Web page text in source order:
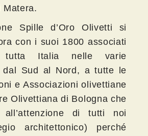
Matera.
Spille d’Oro Olivetti si
con i suoi 1800 associati
Italia nelle varie
dal Sud al Nord, a tutte le
e Associazioni olivettiane
Olivettiana di Bologna che
di tutti noi
architettonico) perché